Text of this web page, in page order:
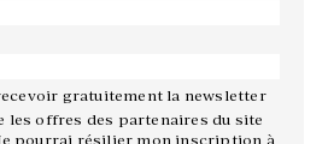
gratuitement la newsletter
les offres des partenaires du site
Je pourrai résilier mon inscription à